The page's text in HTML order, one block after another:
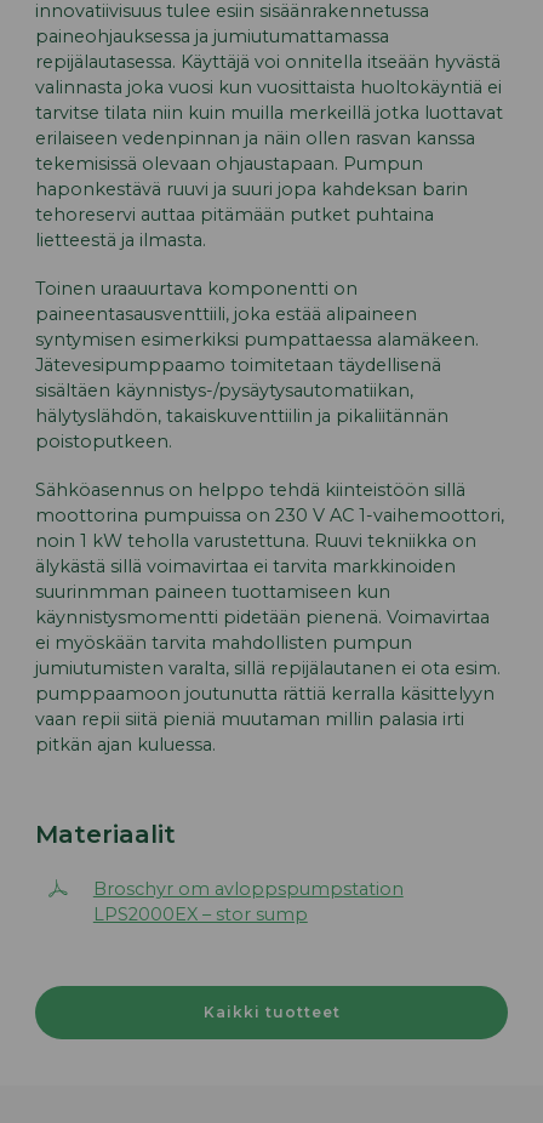
innovatiivisuus tulee esiin sisäänrakennetussa
paineohjauksessa ja jumiutumattamassa
repijälautasessa. Käyttäjä voi onnitella itseään hyvästä
valinnasta joka vuosi kun vuosittaista huoltokäyntiä ei
tarvitse tilata niin kuin muilla merkeillä jotka luottavat
erilaiseen vedenpinnan ja näin ollen rasvan kanssa
tekemisissä olevaan ohjaustapaan. Pumpun
haponkestävä ruuvi ja suuri jopa kahdeksan barin
tehoreservi auttaa pitämään putket puhtaina
lietteestä ja ilmasta.
Toinen uraauurtava komponentti on
paineentasausventtiili, joka estää alipaineen
syntymisen esimerkiksi pumpattaessa alamäkeen.
Jätevesipumppaamo toimitetaan täydellisenä
sisältäen käynnistys-/pysäytysautomatiikan,
hälytyslähdön, takaiskuventtiilin ja pikaliitännän
poistoputkeen.
Sähköasennus on helppo tehdä kiinteistöön sillä
moottorina pumpuissa on 230 V AC 1-vaihemoottori,
noin 1 kW teholla varustettuna. Ruuvi tekniikka on
älykästä sillä voimavirtaa ei tarvita markkinoiden
suurinmman paineen tuottamiseen kun
käynnistysmomentti pidetään pienenä. Voimavirtaa
ei myöskään tarvita mahdollisten pumpun
jumiutumisten varalta, sillä repijälautanen ei ota esim.
pumppaamoon joutunutta rättiä kerralla käsittelyyn
vaan repii siitä pieniä muutaman millin palasia irti
pitkän ajan kuluessa.
Materiaalit
Broschyr om avloppspumpstation
LPS2000EX – stor sump
Kaikki tuotteet